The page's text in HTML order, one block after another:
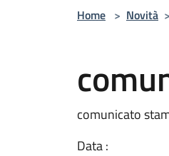
Home > Novità >
comunicato
Data :